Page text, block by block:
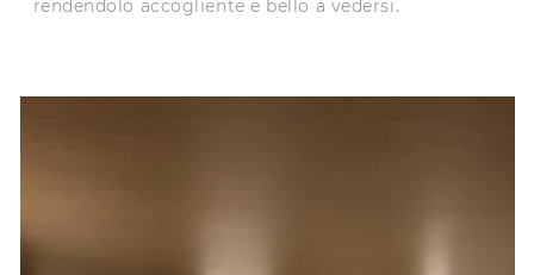
rendendolo accogliente e bello a vedersi.